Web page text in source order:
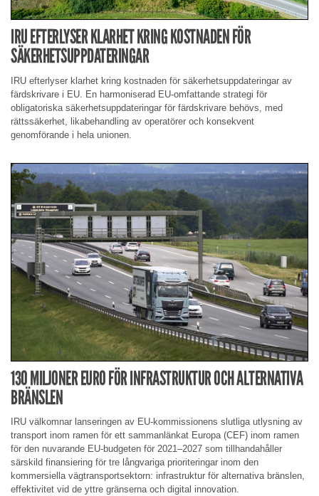
IRU EFTERLYSER KLARHET KRING KOSTNADEN FÖR
SÄKERHETSUPPDATERINGAR
IRU efterlyser klarhet kring kostnaden för säkerhetsuppdateringar av
färdskrivare i EU. En harmoniserad EU-omfattande strategi för
obligatoriska säkerhetsuppdateringar för färdskrivare behövs, med
rättssäkerhet, likabehandling av operatörer och konsekvent
genomförande i hela unionen.
130 MILJONER EURO FÖR INFRASTRUKTUR OCH ALTERNATIVA
BRÄNSLEN
IRU välkomnar lanseringen av EU-kommissionens slutliga utlysning av
transport inom ramen för ett sammanlänkat Europa (CEF) inom ramen
för den nuvarande EU-budgeten för 2021–2027 som tillhandahåller
särskild finansiering för tre långvariga prioriteringar inom den
kommersiella vägtransportsektorn: infrastruktur för alternativa bränslen,
effektivitet vid de yttre gränserna och digital innovation.